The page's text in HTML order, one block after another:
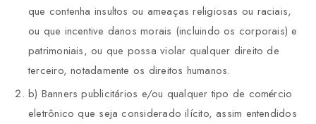
que contenha insultos ou ameaças religiosas ou raciais,
ou que incentive danos morais (incluindo os corporais) e
patrimoniais, ou que possa violar qualquer direito de
terceiro, notadamente os direitos humanos.
b) Banners publicitários e/ou qualquer tipo de comércio
eletrônico que seja considerado ilícito, assim entendidos